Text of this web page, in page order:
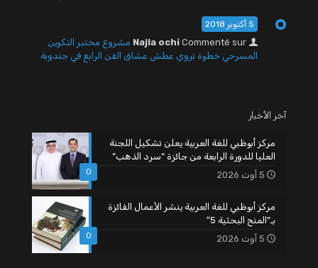
5 أكتوبر 2018
Najla ochi Commenté sur
مشروع مختبر التكوين
المسرحي خطوة تروي عطش عشاق الفن الرابع في جندوبة
آخر الأخبار
0
مركز أبوظبي للغة العربية يعلن تشكيل اللجنة
العليا للدورة الرابعة من جائزة “سرد الذهب”
5 أوت 2026
0
مركز أبوظبي للغة العربية ينشر الأعمال الفائزة
بـ”المنح البحثية 5″
5 أوت 2026